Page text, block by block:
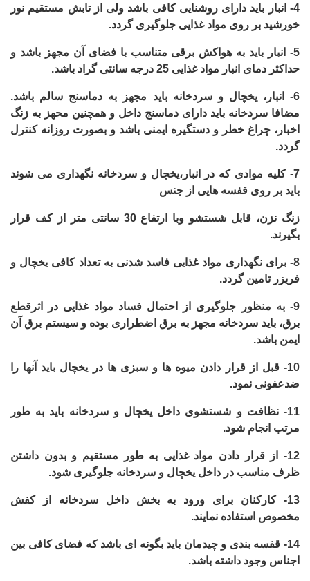
4-
انبار باید دارای روشنایی کافی باشد ولی از تابش مستقیم نور
خورشید بر روی مواد غذایی جلوگیری گردد.
5-
انبار باید به هواکش برقی متناسب با فضای آن مجهز باشد و
حداکثر دمای انبار مواد غذایی 25 درجه سانتی گراد باشد.
6-
انبار، یخچال و سردخانه باید مجهز به دماسنج سالم باشد.
مضافا سردخانه باید دارای دماسنج داخل و همچنین محهز به زنگ
اخبار، چراغ خطر و دستگیره ایمنی باشد و بصورت روزانه کنترل
گردد.
7- کلیه موادی که در انبار،یخچال و سردخانه نگهداری می شوند
باید بر روی قفسه هایی از جنس
زنگ نزن، قابل شستشو وبا ارتفاع 30 سانتی متر از کف قرار
بگیرند.
8- برای نگهداری مواد غذایی فاسد شدنی به تعداد کافی یخچال و
فریزر تامین گردد.
9-
به منظور جلوگیری از احتمال فساد مواد غذایی در اثرقطع
برق، باید سردخانه مجهز به برق اضطراری بوده و سیستم برق آن
ایمن باشد.
10-
قبل از قرار دادن میوه ها و سبزی ها در یخچال باید آنها را
ضدعفونی نمود.
11-
نظافت و شستشوی داخل یخچال و سردخانه باید به طور
مرتب انجام شود.
12-
از قرار دادن مواد غذایی به طور مستقیم و بدون داشتن
ظرف مناسب در داخل یخچال و سردخانه جلوگیری شود.
13-
کارکنان برای ورود به بخش داخل سردخانه از کفش
مخصوص استفاده نمایند.
14-
قفسه بندی و چیدمان باید بگونه ای باشد که فضای کافی بین
اجناس وجود داشته باشد.